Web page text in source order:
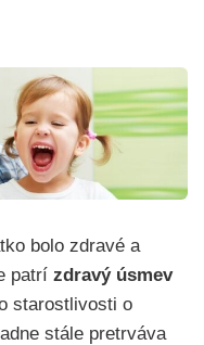
bolo zdravé a
patrí zdravý úsmev
starostlivosti o
stále pretrváva